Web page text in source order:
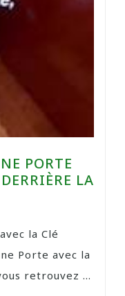
PORTE
LA
la Clé
Porte avec la
retrouvez ...